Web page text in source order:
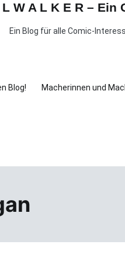
L W A L K E R – Ein
Ein Blog für alle Comic-
Blog! Macherinnen und